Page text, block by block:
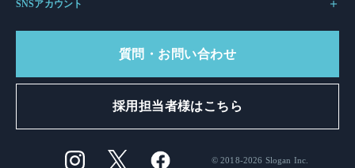
SNSアカウント
質問・お問い合わせ
採用担当者様はこちら
© 2018-2026 Slogan Inc.